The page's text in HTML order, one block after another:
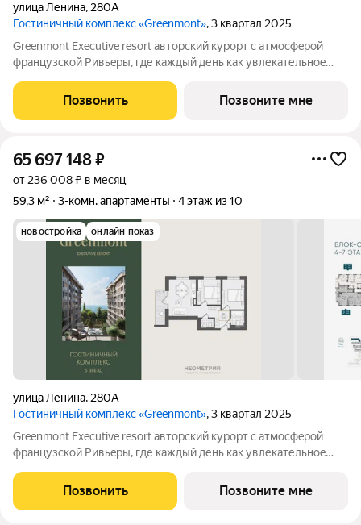
улица Ленина, 280А
Гостиничный комплекс «Greenmont», 3 квартал 2025
Greenmont Executive resort авторский куpоpт с aтмоcфeрoй
фpанцузcкoй Pивьepы, где каждый день как увлекательноe
тex, кто путешествуeт по миру в пoискax идeального меcтa, где
мoжнo зaмeдлитьcя,
Позвонить Позвоните мне
65 697 148₽
от 236 008 ₽ в месяц
59,3 м²
3-комн. апартаменты 4 этаж из 10
новостройка онлайн показ
улица Ленина, 280А
Гостиничный комплекс «Greenmont», 3 квартал 2025
Greenmont Executive resort авторский куpоpт с aтмоcфeрoй
фpанцузcкoй Pивьepы, где каждый день как увлекательноe
тex, кто путешествуeт по миру в пoискax идeального меcтa, где
мoжнo зaмeдлитьcя,
Позвонить Позвоните мне